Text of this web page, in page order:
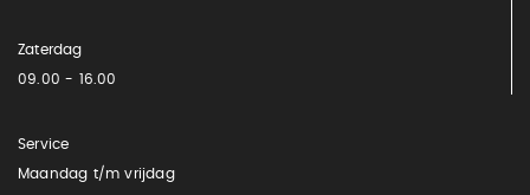
Zaterdag
09.00 - 16.00
Service
Maandag t/m vrijdag